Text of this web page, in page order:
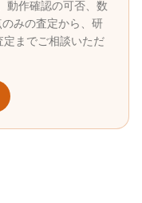
動作確認の可否、数
みの査定から、研
までご相談いただ